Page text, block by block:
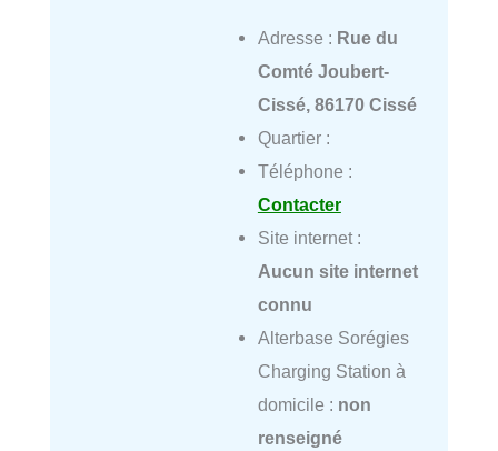
Adresse : Rue du
Comté Joubert-
Cissé, 86170 Cissé
Quartier :
Téléphone :
Contacter
Site internet :
Aucun site internet
connu
Alterbase Sorégies
Charging Station à
domicile : non
renseigné